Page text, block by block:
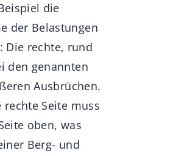
die
der Belastungen
Die rechte, rund
den genannten
Ausbrüchen.
Seite muss
oben, was
Berg- und